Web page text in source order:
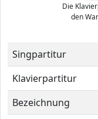
Die
den
Singpartitur
Klavierpartitur
Bezeichnung